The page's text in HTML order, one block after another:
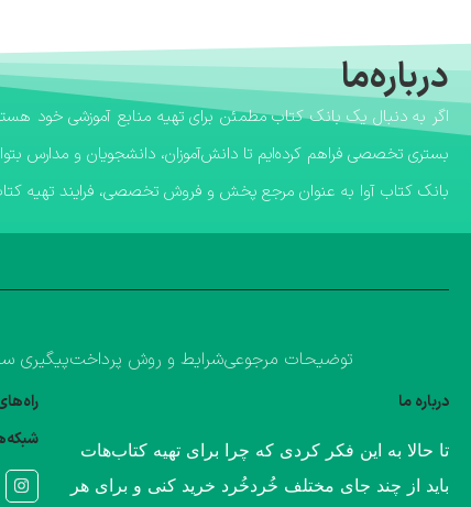
درباره‌ما
بستری تخصصی فراهم کرده‌ایم تا دانش‌آموزان، دانشجویان و مدارس
​بانک کتاب آوا به عنوان مرجع پخش و فروش تخصصی، فرایند تهیه
توضیحات مرجوعیشرایط و روش پرداختپیگیری
درباره ما
​تا حالا به این فکر کردی که چرا برای تهیه کتاب‌هات
باید از چند جای مختلف خُردخُرد خرید کنی و برای هر